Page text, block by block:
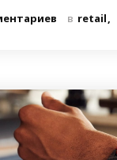
в retail